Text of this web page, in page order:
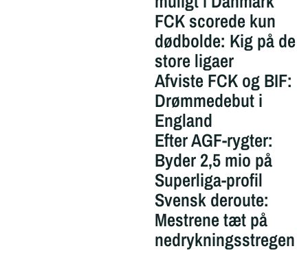
FCK scorede kun
dødbolde: Kig på de
store ligaer
Afviste FCK og BIF:
Drømmedebut i
England
Efter AGF-rygter:
Byder 2,5 mio på
Superliga-profil
Svensk deroute:
Mestrene tæt på
nedrykningsstregen